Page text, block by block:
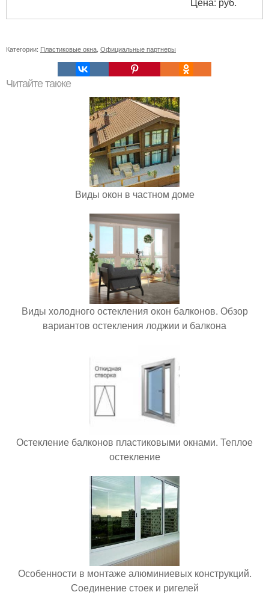
Категории: Пластиковые окна Официальные партнеры
Читайте также
Виды окон в частном доме
Виды холодного остекления окон балконов. Обзор
вариантов остекления лоджии и балкона
Остекление балконов пластиковыми окнами. Теплое
остекление
Особенности в монтаже алюминиевых конструкций.
Соединение стоек и ригелей